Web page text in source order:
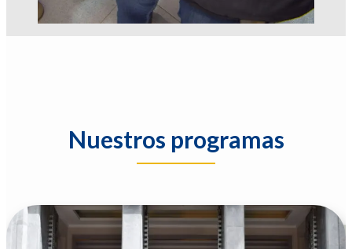
Nuestros programas